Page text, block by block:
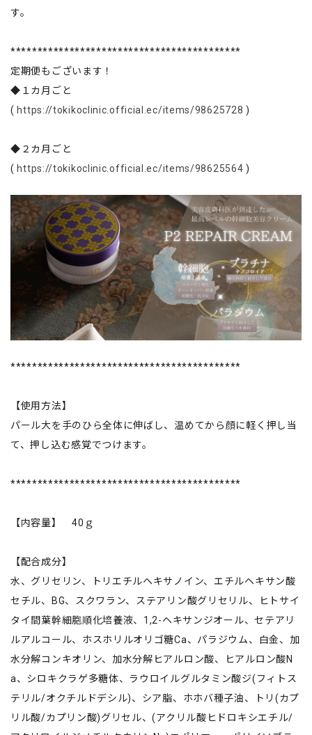
す。
*******************************************
定期便もございます！
◆１カ月ごと
( https://tokikoclinic.official.ec/items/98625728 )
◆２カ月ごと
( https://tokikoclinic.official.ec/items/98625564 )
*******************************************
【使用方法】
パール大を手のひら全体に伸ばし、温めてから顔に軽く押し当
て、押し込む感覚でつけます。
*******************************************
【内容量】 40ｇ
【配合成分】
水、グリセリン、トリエチルヘキサノイン、エチルヘキサン酸
セチル、BG、スクワラン、ステアリン酸グリセリル、ヒトサイ
タイ間葉幹細胞順化培養液、1,2-ヘキサンジオール、セテアリ
ルアルコール、ホスホリルオリゴ糖Ca、パラジウム、白金、加
水分解コンキオリン、加水分解ヒアルロン酸、ヒアルロン酸N
a、シロキクラゲ多糖体、ラウロイルグルタミン酸ジ(フィトス
テリル/オクチルドデシル)、シア脂、ホホバ種子油、トリ(カプ
リル酸/カプリン酸)グリセル、(アクリル酸ヒドロキシエチル/